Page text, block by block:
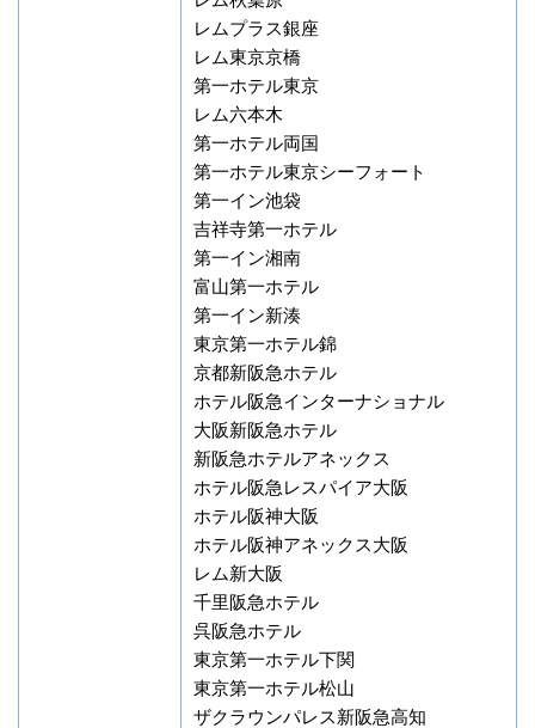
レムプラス銀座
レム東京京橋
第一ホテル東京
レム六本木
第一ホテル両国
第一ホテル東京シーフォート
第一イン池袋
吉祥寺第一ホテル
第一イン湘南
富山第一ホテル
第一イン新湊
東京第一ホテル錦
京都新阪急ホテル
ホテル阪急インターナショナル
大阪新阪急ホテル
新阪急ホテルアネックス
ホテル阪急レスパイア大阪
ホテル阪神大阪
ホテル阪神アネックス大阪
レム新大阪
千里阪急ホテル
呉阪急ホテル
東京第一ホテル下関
東京第一ホテル松山
ザクラウンパレス新阪急高知